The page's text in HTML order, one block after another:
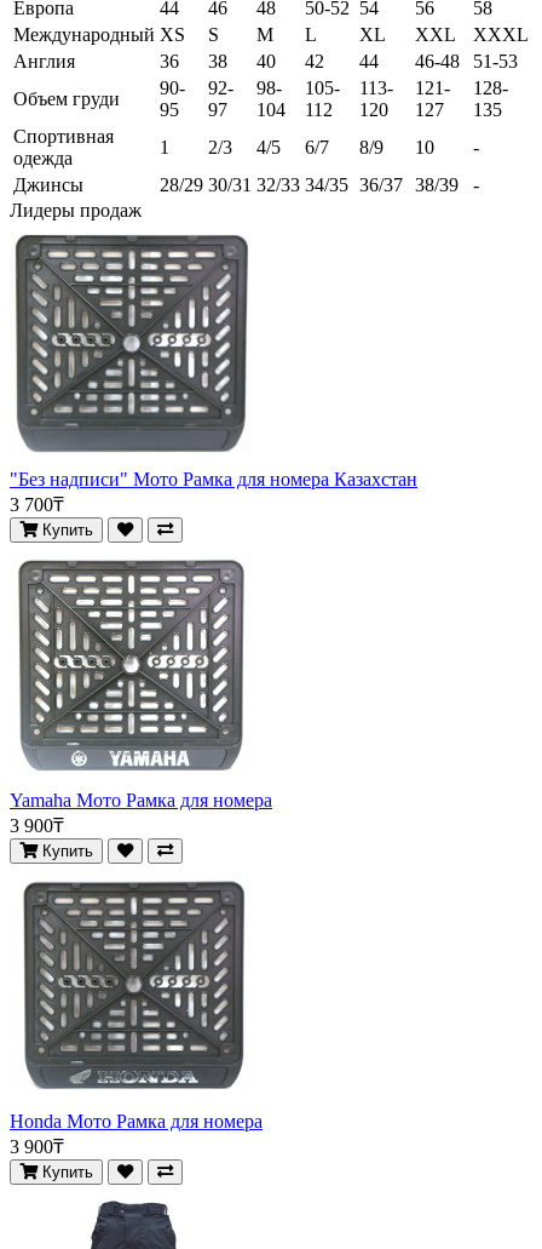
Европа 44 46 48 50-52 54 56
58
Международный XS S M L XL XXL
XXXL
Англия
36 38 40 42 44 46-48
51-53
Объем груди
90-
95
92-
97
98-
104
105-
112
113-
120
121-
127
128-
135
Спортивная
одежда
1 2/3 4/5 6/7 8/9 10
-
Джинсы
28/29 30/31 32/33 34/35 36/37 38/39
-
Лидеры продаж
"Без надписи" Мото Рамка для номера Казахстан
3 700₸
Купить
Yamaha Мото Рамка для номера
3 900₸
Купить
Honda Мото Рамка для номера
3 900₸
Купить